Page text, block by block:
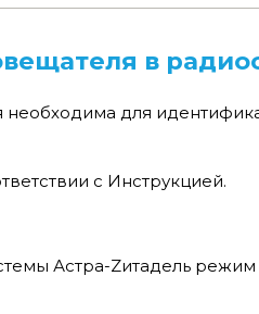
в
необходима для
с Инструкцией.
Астра-Zитадель режим